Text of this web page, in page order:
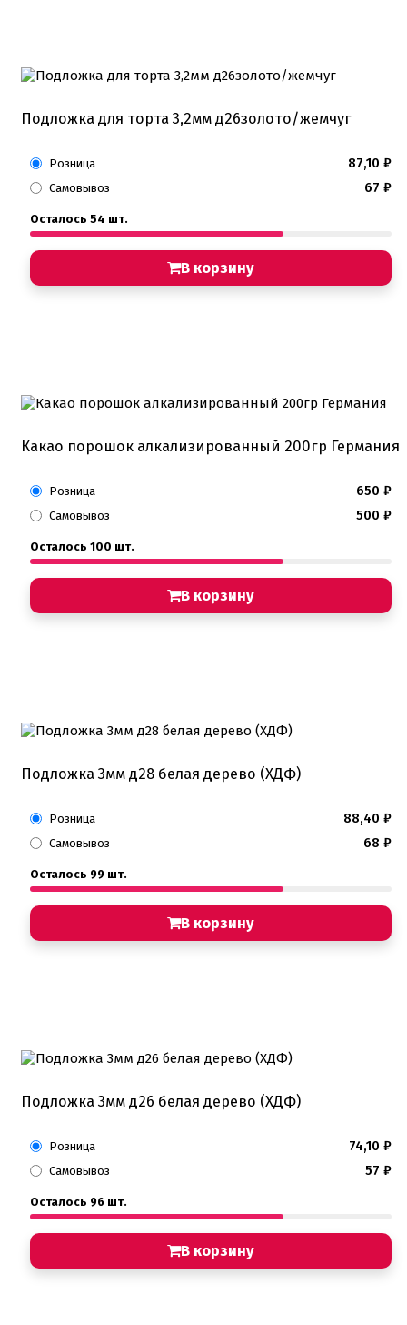
Подложка для торта 3,2мм д26золото/жемчуг
Розница 87,10 ₽
Самовывоз 67 ₽
Осталось 54 шт.
В корзину
Какао порошок алкализированный 200гр Германия
Розница 650 ₽
Самовывоз 500 ₽
Осталось 100 шт.
В корзину
Подложка 3мм д28 белая дерево (ХДФ)
Розница 88,40 ₽
Самовывоз 68 ₽
Осталось 99 шт.
В корзину
Подложка 3мм д26 белая дерево (ХДФ)
Розница 74,10 ₽
Самовывоз 57 ₽
Осталось 96 шт.
В корзину